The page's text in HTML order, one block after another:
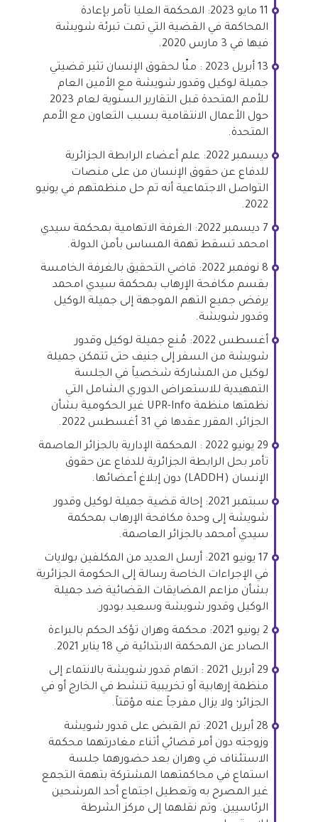
11 مايو 2023: المحكمة العليا تأمر بإعادة
المحاكمة في القضية التي تمت تبرئة شويشة
فيها في 3 مارس 2020.
13 أبريل 2023 : منّا لحقوق الإنسان تثير قضيتي
جميلة لوكيل وقدور شويشة مع الأمين العام
للأمم المتحدة قبل التقارير السنوية لعام 2023
حول الأعمال الانتقامية بسبب التعاون مع الأمم
المتحدة.
ديسمبر 2022: علم أعضاء الرابطة الجزائرية
للدفاع عن حقوق الإنسان من على منصات
التواصل الاجتماعية أنه تم حل منظمتهم في يونيو
2022.
7 ديسمبر 2022: الغرفة الاتهامية بمحكمة سيدي
امحمد تسقط تهمة المساس بأمن الدولة.
8 نوفمبر 2022: قاضي التحقيق بالغرفة الخامسة
بقسم مكافحة الإرهاب بمحكمة سيدي امحمد
يرفض جميع التهم الموجهة إلى جميلة الوكيل
وقدور شويشة.
أغسطس 2022: مُنع جميلة لوكيل وقدور
شويشة من السفر إلى جنيف حتى تتمكن جميلة
لوكيل من المشاركة شخصياً في الجلسة
التمهيدية للاستعراض الدوري الشامل التي
نظمتها منظمة UPR-Info غير الحكومية بشأن
الجزائر، المقرر عقدها في 31 أغسطس 2022.
29 يونيو 2022 : المحكمة الإدارية بالجزائر العاصمة
تأمر بحل الرابطة الجزائرية للدفاع عن حقوق
الإنسان (LADDH) دون إبلاغ أعضائها.
سبتمبر 2021: إحالة قضية جميلة لوكيل وقدور
شويشة إلى وحدة مكافحة الإرهاب بمحكمة
سيدي أمحمد بالجزائر العاصمة.
17 يونيو 2021: أرسل العديد من المكلفين بولايات
في الإجراءات الخاصة رسالة إلى الحكومة الجزائرية
بشأن مزاعم المضايقات القضائية ضد جميلة
الوكيل وقدور شويشة وسعيد بودور.
2 يونيو 2021: محكمة وهران تؤكد الحكم بالبراءة
الصادر عن المحكمة الابتدائية في 18 يناير 2021.
29 أبريل 2021 : اتهام قدور شويشة بالانتماء إلى
منظمة إرهابية أو تخريبية تنشط في الخارج أو في
الجزائر؛ ولا يزال مفرجاً عنه مؤقتاً.
28 أبريل 2021: تم القبض على قدور شويشة
وزوجته دون أمر قضائي أثناء مغادرتهما محكمة
الاستئناف في وهران بعد حضورهما جلسة
استماع في محاكمتهما المشتركة بتهمة التجمع
غير المصرح به وتعطيل اجتماع أحد المرشحين
الرئاسيين. وتم نقلهما إلى مركز الشرطة